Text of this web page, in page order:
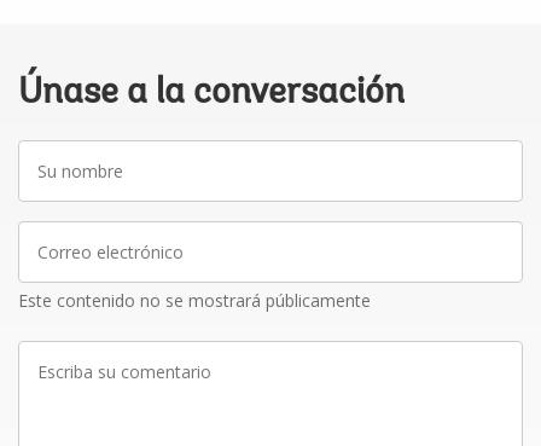
Únase a la conversación
Su
nombre
Correo
electrónico
Este contenido no se mostrará públicamente
Escriba